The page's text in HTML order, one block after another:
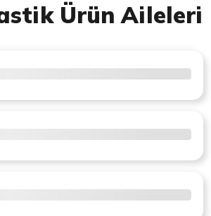
Ürün Aileleri